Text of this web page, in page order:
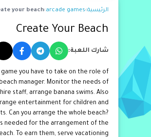
الرئيسية›
arcade games
›
your beach
Create Your Beach
شارك اللعبة:
you have to take on the role of
manager. Monitor the needs of
staff, arrange banana swims. Also
entertainment for children and
Can you arrange the whole beach?
needed for the arrangement of the
To earn them, serve vacationing